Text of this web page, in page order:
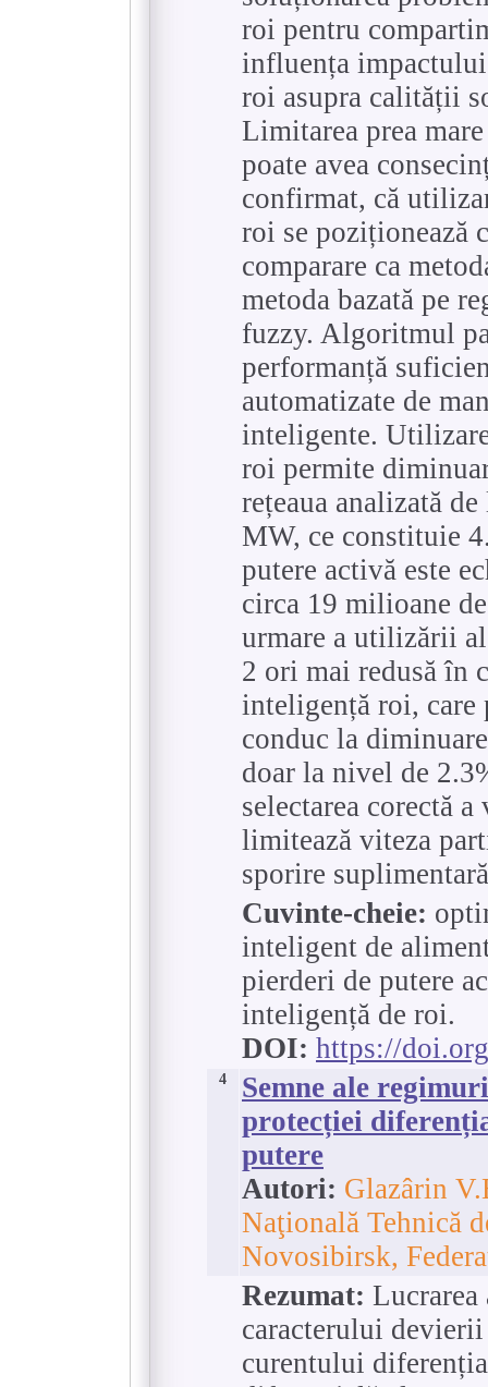
roi pentru
influența
roi asupra calității
Limitarea prea
poate avea
confirmat, că
roi se poziționează
comparare ca
metoda bazată pe
fuzzy. Algoritmul
performanță
automatizate de
inteligente.
roi permite
rețeaua analizată
MW, ce constituie
putere activă este
circa 19 milioane
urmare a utilizării
2 ori mai redusă în
inteligență roi, care
conduc la
doar la nivel de
selectarea corectă
limitează viteza
sporire
Cuvinte-cheie:
inteligent de
pierderi de putere
inteligență de roi.
DOI: https://
4
Semne ale
protecției
putere
Autori: Glazârin
Naţională Tehnică
Novosibirsk,
Rezumat: Lucrarea
caracterului
curentului